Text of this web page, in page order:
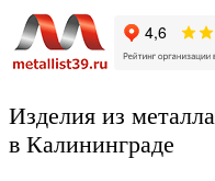
Изделия из металла
в Калининграде